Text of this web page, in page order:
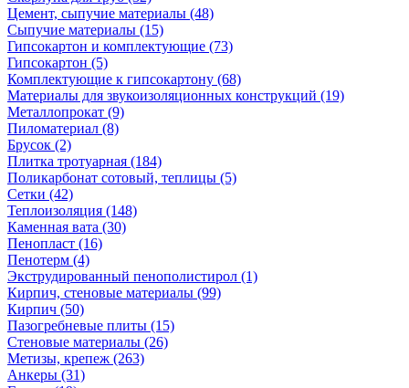
Цемент, сыпучие материалы (48)
Сыпучие материалы (15)
Гипсокартон и комплектующие (73)
Гипсокартон (5)
Комплектующие к гипсокартону (68)
Материалы для звукоизоляционных конструкций (19)
Металлопрокат (9)
Пиломатериал (8)
Брусок (2)
Плитка тротуарная (184)
Поликарбонат сотовый, теплицы (5)
Сетки (42)
Теплоизоляция (148)
Каменная вата (30)
Пенопласт (16)
Пенотерм (4)
Экструдированный пенополистирол (1)
Кирпич, стеновые материалы (99)
Кирпич (50)
Пазогребневые плиты (15)
Стеновые материалы (26)
Метизы, крепеж (263)
Анкеры (31)